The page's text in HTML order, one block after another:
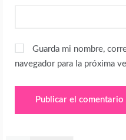
Guarda mi nombre,
navegador para la próxima